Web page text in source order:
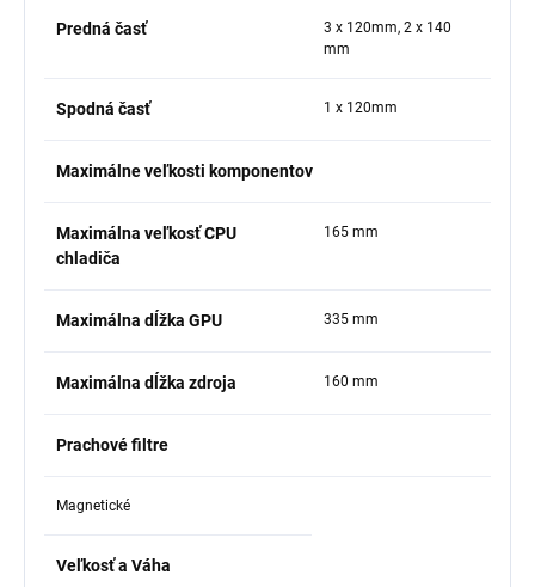
Predná časť
3 x 120mm, 2 x 140
mm
Spodná časť 1 x 120mm
Maximálne veľkosti komponentov
Maximálna veľkosť CPU
chladiča
165 mm
Maximálna dĺžka GPU 335 mm
Maximálna dĺžka zdroja 160 mm
Prachové filtre
Magnetické
Veľkosť a Váha